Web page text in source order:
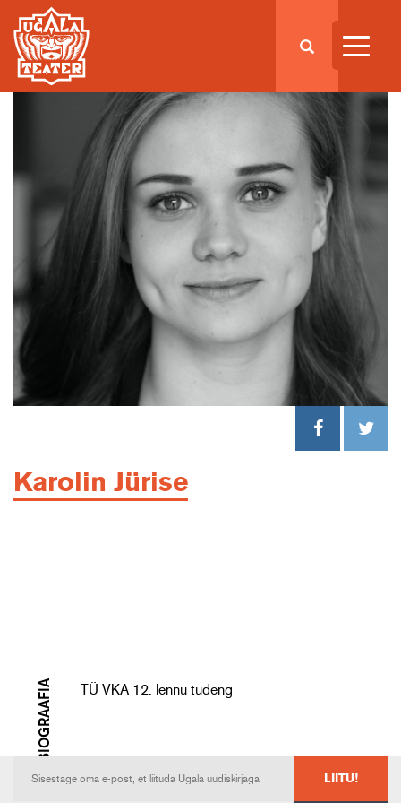
Karolin Jürise
BIOGRAAFIA TÜ VKA 12. lennu tudeng
LIITU!